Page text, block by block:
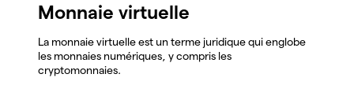
Monnaie virtuelle
La monnaie virtuelle est un terme juridique qui englobe
les monnaies numériques, y compris les
cryptomonnaies.